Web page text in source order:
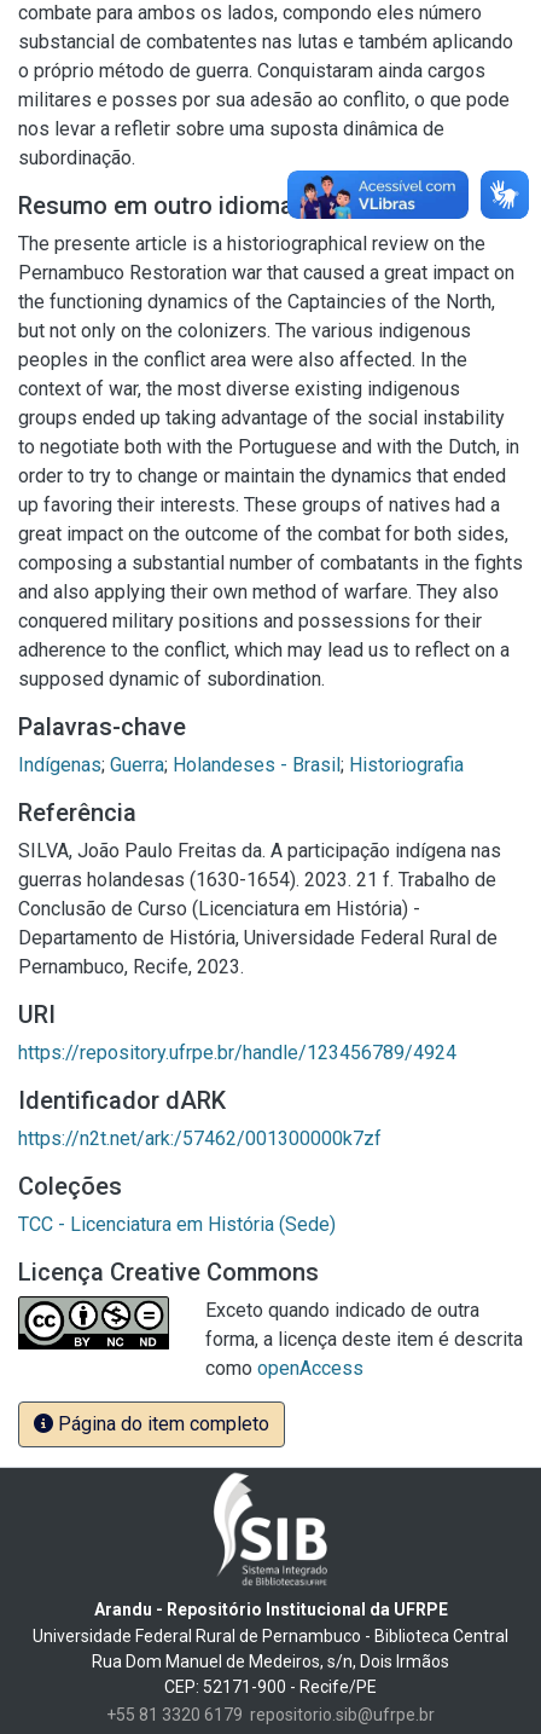
combate para ambos os lados, compondo eles número
substancial de combatentes nas lutas e também aplicando
o próprio método de guerra. Conquistaram ainda cargos
militares e posses por sua adesão ao conflito, o que pode
nos levar a refletir sobre uma suposta dinâmica de
subordinação.
Resumo em outro idioma
The presente article is a historiographical review on the
Pernambuco Restoration war that caused a great impact on
the functioning dynamics of the Captaincies of the North,
but not only on the colonizers. The various indigenous
peoples in the conflict area were also affected. In the
context of war, the most diverse existing indigenous
groups ended up taking advantage of the social instability
to negotiate both with the Portuguese and with the Dutch, in
order to try to change or maintain the dynamics that ended
up favoring their interests. These groups of natives had a
great impact on the outcome of the combat for both sides,
composing a substantial number of combatants in the fights
and also applying their own method of warfare. They also
conquered military positions and possessions for their
adherence to the conflict, which may lead us to reflect on a
supposed dynamic of subordination.
Palavras-chave
Indígenas; Guerra; Holandeses - Brasil; Historiografia
Referência
SILVA, João Paulo Freitas da. A participação indígena nas
guerras holandesas (1630-1654). 2023. 21 f. Trabalho de
Conclusão de Curso (Licenciatura em História) -
Departamento de História, Universidade Federal Rural de
Pernambuco, Recife, 2023.
URI
https://repository.ufrpe.br/handle/123456789/4924
Identificador dARK
https://n2t.net/ark:/57462/001300000k7zf
Coleções
TCC - Licenciatura em História (Sede)
Licença Creative Commons
Exceto quando indicado de outra
forma, a licença deste item é descrita
como openAccess
Página do item completo
Arandu - Repositório Institucional da UFRPE
Universidade Federal Rural de Pernambuco - Biblioteca Central
Rua Dom Manuel de Medeiros, s/n, Dois Irmãos
CEP: 52171-900 - Recife/PE
+55 81 3320 6179 repositorio.sib@ufrpe.br